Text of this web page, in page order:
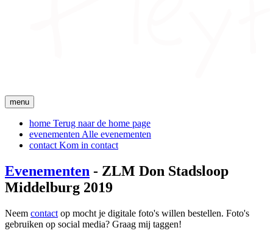
menu
home Terug naar de home page
evenementen Alle evenementen
contact Kom in contact
Evenementen - ZLM Don Stadsloop
Middelburg 2019
Neem contact op mocht je digitale foto's willen bestellen. Foto's
gebruiken op social media? Graag mij taggen!